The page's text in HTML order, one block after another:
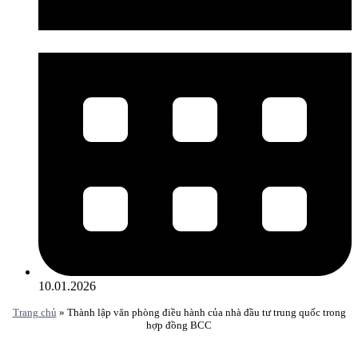
10.01.2026
Trang chủ » Thành lập văn phòng điều hành của nhà đầu tư trung quốc trong
hợp đồng BCC